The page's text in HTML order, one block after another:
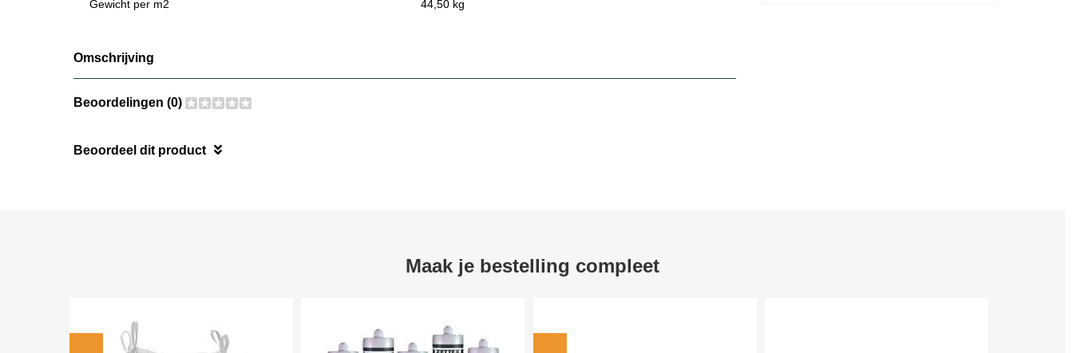
Gewicht per m2 44,50 kg
Omschrijving
Beoordelingen (0)
Beoordeel dit product
Maak je bestelling compleet